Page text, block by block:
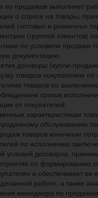
по продажам выполняет
о спросе на товары,
(оптовых и розничных
(группой
по условиям продажи
документацию.
договоры (купли-
товаров покупателям
товаров по
сроков
от покупателей:
характеристикам
обслуживанию
товаров конечным
по исполнению
условий договоров,
по формированию
и обеспечивает ее
работе, а также
менеджера по